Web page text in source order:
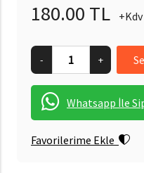
180.00 TL +Kdv
- +
Whatsapp İle
Favorilerime Ekle